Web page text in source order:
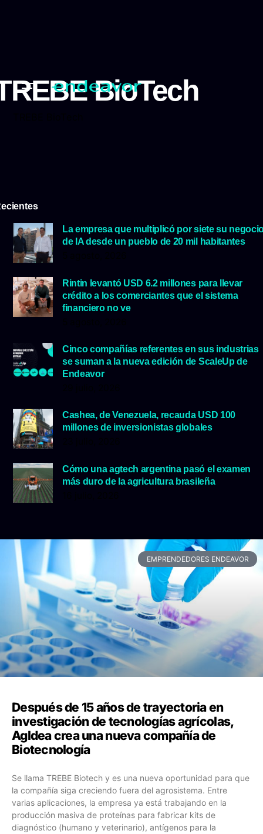
BioTech
La empresa que multiplicó por siete su
de IA desde un pueblo de 20 mil habitantes
Rintin levantó USD 6.2 millones para llevar
crédito a los comerciantes que el sistema
financiero no ve
Cinco compañías referentes en sus industrias
se suman a la nueva edición de ScaleUp de
Endeavor
Cashea, de Venezuela, recauda USD 100
millones de inversionistas globales
Cómo una agtech argentina pasó el examen
más duro de la agricultura brasileña
EMPRENDEDORES ENDEAVOR
Después de 15 años de trayectoria en
investigación de tecnologías agrícolas,
AgIdea crea una nueva compañía de
Biotecnología
Se llama TREBE Biotech y es una nueva oportunidad para que
la compañía siga creciendo fuera del agrosistema. Entre
varias aplicaciones, la empresa ya está trabajando en la
producción masiva de proteínas para fabricar kits de
diagnóstico (humano y veterinario), antígenos para la